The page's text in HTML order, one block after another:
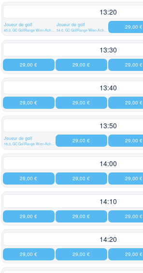
13:20
Joueur de golf
45,0, GC GolfRange Wien-Achau
Joueur de golf
54,0, GC GolfRange Wien-Achau 29,00 €
13:30
29,00 € 29,00 € 29,00 €
13:40
29,00 € 29,00 € 29,00 €
13:50
Joueur de golf
18,3, GC GolfRange Wien-Achau 29,00 € 29,00 €
14:00
29,00 € 29,00 € 29,00 €
14:10
29,00 € 29,00 € 29,00 €
14:20
29,00 € 29,00 € 29,00 €